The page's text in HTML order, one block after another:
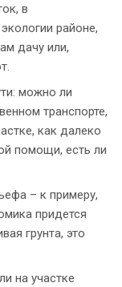
в
районе,
дачу или,
можно ли
транспорте,
как далеко
помощи, есть ли
– к примеру,
придется
грунта, это
на участке